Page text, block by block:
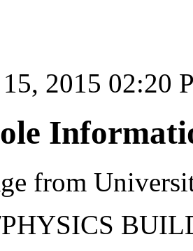
15, 2015 02:20
from